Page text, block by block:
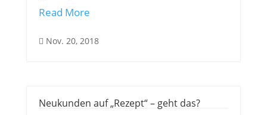
Read More
 Nov. 20, 2018
Neukunden auf „Rezept“ – geht das?